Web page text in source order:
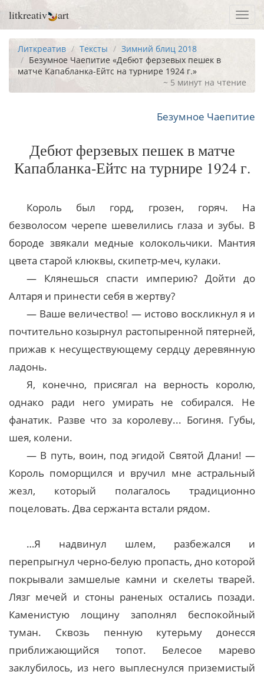
litkreativ art
Литкреатив Тексты
Зимний блиц 2018
Безумное Чаепитие «Дебют ферзевых пешек в
матче Капабланка-Ейтс на турнире 1924 г.»
~ 5 минут на чтение
Безумное Чаепитие
Дебют ферзевых пешек в матче
Капабланка-Ейтс на турнире 1924 г.
Король был горд, грозен, горяч. На
безволосом черепе шевелились глаза и зубы. В
бороде звякали медные колокольчики. Мантия
цвета старой клюквы, скипетр-меч, кулаки.
— Клянешься спасти империю? Дойти до
Алтаря и принести себя в жертву?
— Ваше величество! — истово воскликнул я и
почтительно козырнул растопыренной пятерней,
прижав к несуществующему сердцу деревянную
ладонь.
Я, конечно, присягал на верность королю,
однако ради него умирать не собирался. Не
фанатик. Разве что за королеву... Богиня. Губы,
шея, колени.
— В путь, воин, под эгидой Святой Длани! —
Король поморщился и вручил мне астральный
жезл, который полагалось традиционно
поцеловать. Два сержанта встали рядом.
…Я надвинул шлем, разбежался и
перепрыгнул черно-белую пропасть, дно которой
покрывали замшелые камни и скелеты тварей.
Лязг мечей и стоны раненых остались позади.
Каменистую лощину заполнял беспокойный
туман. Сквозь пенную кутерьму донесся
приближающийся топот. Белесое марево
заклубилось, из него выплеснулся приземистый